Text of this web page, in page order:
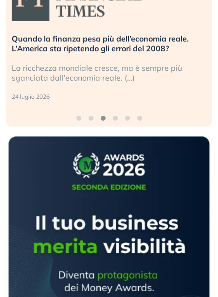
Quando la finanza pesa più dell’economia reale.
L’America sta ripetendo gli errori del 2008?
La ricchezza mondiale cresce, ma è sempre più
sganciata dall’economia reale. (…)
24 luglio 2026